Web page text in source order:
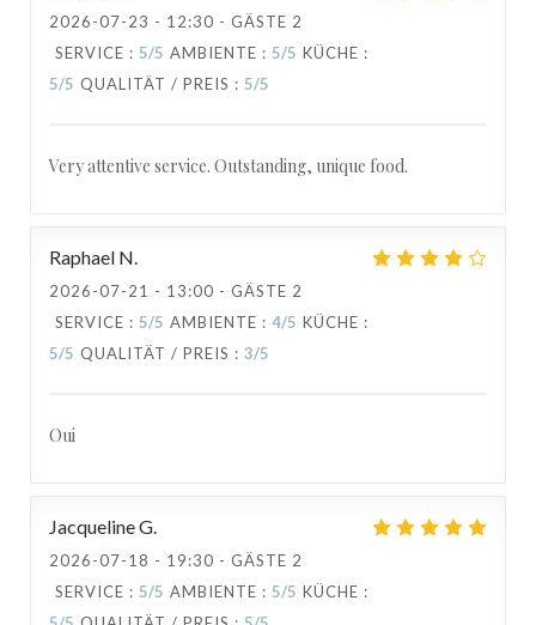
2026-07-23 - 12:30 - GÄSTE 2
SERVICE : 5/5 AMBIENTE : 5/5 KÜCHE :
5/5 QUALITÄT / PREIS : 5/5
Very attentive service. Outstanding, unique food.
Raphael N
2026-07-21 - 13:00 - GÄSTE 2
SERVICE : 5/5 AMBIENTE : 4/5 KÜCHE :
5/5 QUALITÄT / PREIS : 3/5
Oui
JacquelineG
2026-07-18 - 19:30 - GÄSTE 2
SERVICE : 5/5 AMBIENTE : 5/5 KÜCHE :